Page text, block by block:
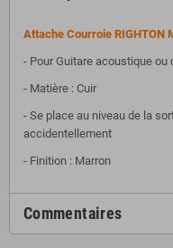
Attache Courroie RIGHTON
- Pour Guitare acoustique ou
- Matière : Cuir
- Se place au niveau de la
accidentellement
- Finition : Marron
Commentaires